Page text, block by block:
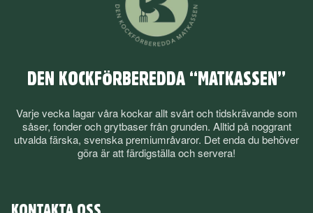
DEN KOCKFÖRBEREDDA “MATKASSEN”
Varje vecka lagar våra kockar allt svårt och tidskrävande som
såser, fonder och grytbaser från grunden. Alltid på noggrant
utvalda färska, svenska premiumråvaror. Det enda du behöver
göra är att färdigställa och servera!